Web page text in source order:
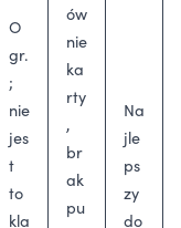
O
gr.
;
nie
jes
t
to
kla
ów
nie
ka
rty
,
br
ak
pu
Na
jle
ps
zy
do